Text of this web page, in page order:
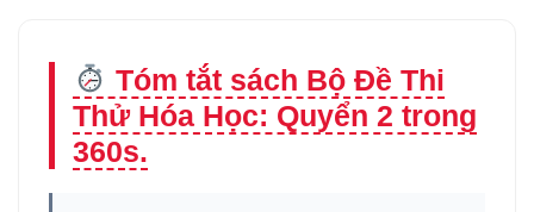
Tóm tắt sách Bộ Đề Thi
Thử Hóa Học: Quyển 2 trong
360s.